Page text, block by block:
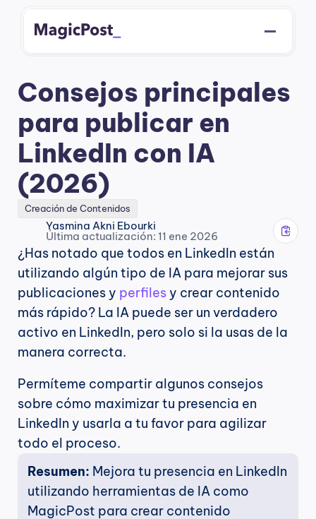
Consejos principales
para publicar en
LinkedIn con IA
(2026)
Creación de Contenidos
Yasmina Akni Ebourki
Última actualización: 11 ene 2026
¿Has notado que todos en LinkedIn están
utilizando algún tipo de IA para mejorar sus
publicaciones y perfiles y crear contenido
más rápido? La IA puede ser un verdadero
activo en LinkedIn, pero solo si la usas de la
manera correcta.
Permíteme compartir algunos consejos
sobre cómo maximizar tu presencia en
LinkedIn y usarla a tu favor para agilizar
todo el proceso.
Resumen: Mejora tu presencia en LinkedIn
utilizando herramientas de IA como
MagicPost para crear contenido